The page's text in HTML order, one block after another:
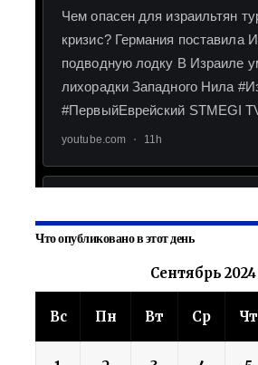
Что опубликовано в этот день
Сентябрь 2024
Вс Пн Вт Ср Чт